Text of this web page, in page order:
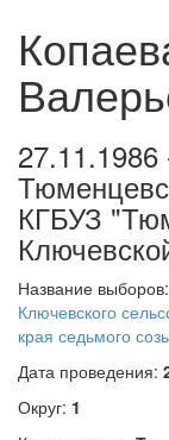
27.11.1986
КГБУЗ
Название выборов:
Ключевского
края седьмого
Дата проведения:
Округ: 1